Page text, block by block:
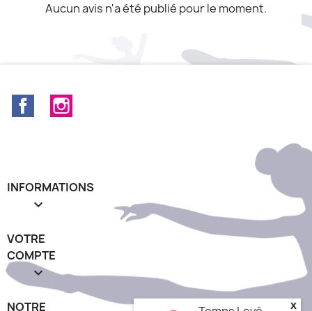
Aucun avis n'a été publié pour le moment.
Facebook
INFORMATIONS

VOTRE
COMPTE

NOTRE x